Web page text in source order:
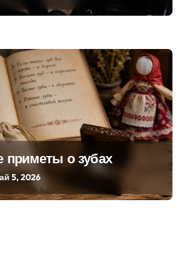
приметы о зубах
5, 2026